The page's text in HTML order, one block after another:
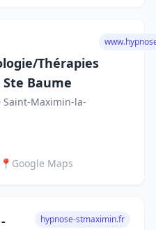
Thérapies
Baume
Saint-Maximin-la-
📍 Google Maps
hypnose-stmaximin.fr